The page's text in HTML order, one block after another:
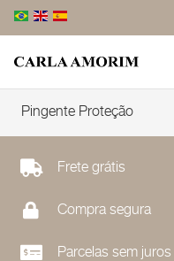
Pingente Proteção
Frete grátis
Compra segura
Parcelas sem juros